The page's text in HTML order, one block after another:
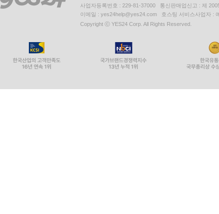
사업자등록번호 : 229-81-37000 통신판매업신고 : 제
이메일 : yes24help@yes24.com 호스팅 서비스사업자 :
Copyright ⓒ YES24 Corp. All Rights Reserved.